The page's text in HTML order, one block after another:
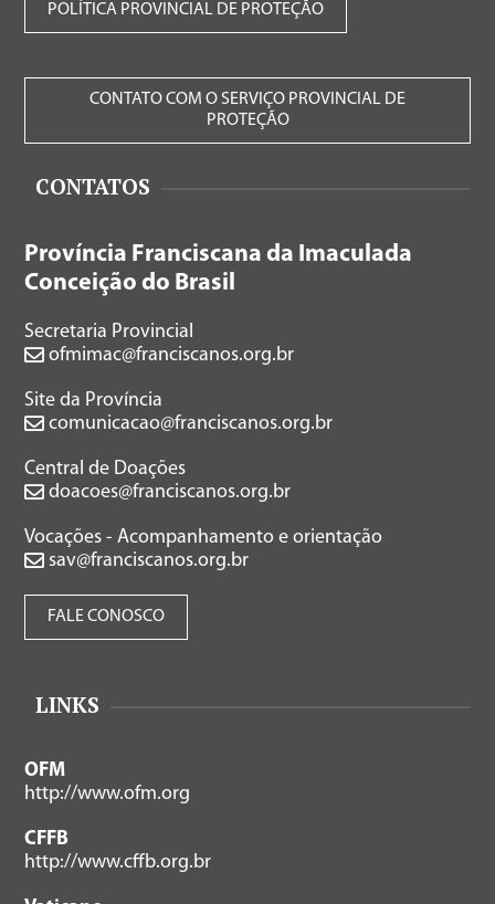
POLÍTICA PROVINCIAL DE PROTEÇÃO
CONTATO COM O SERVIÇO PROVINCIAL DE
PROTEÇÃO
CONTATOS
Província Franciscana da Imaculada
Conceição do Brasil
Secretaria Provincial
ofmimac@franciscanos.org.br
Site da Província
comunicacao@franciscanos.org.br
Central de Doações
doacoes@franciscanos.org.br
Vocações - Acompanhamento e orientação
sav@franciscanos.org.br
FALE CONOSCO
LINKS
OFM
http://www.ofm.org
CFFB
http://www.cffb.org.br